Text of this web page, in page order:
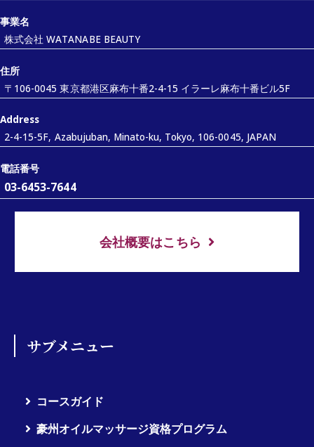
事業名
株式会社 WATANABE BEAUTY
住所
〒106-0045 東京都港区麻布十番2-4-15 イラーレ麻布十番ビル5F
Address
2-4-15-5F, Azabujuban, Minato-ku, Tokyo, 106-0045, JAPAN
電話番号
03-6453-7644
会社概要はこちら
サブメニュー
コースガイド
豪州オイルマッサージ資格プログラム